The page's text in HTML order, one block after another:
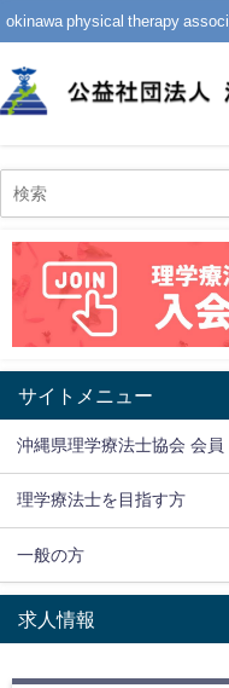
okinawa physical therapy
サイトメニュー
沖縄県理学療法士協会 会員
理学療法士を目指す方
一般の方
求人情報